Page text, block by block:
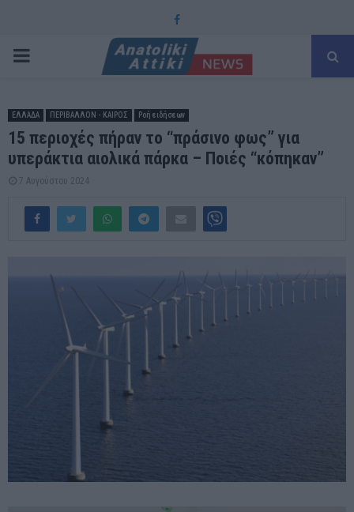
Facebook
PRIMARY
ΕΛΛΑΔΑ ΠΕΡΙΒΑΛΛΟΝ - ΚΑΙΡΟΣ Ροή ειδήσεων
15 περιοχές πήραν το “πράσινο φως” για
υπεράκτια αιολικά πάρκα – Ποιές “κόπηκαν”
7 Αυγούστου 2024